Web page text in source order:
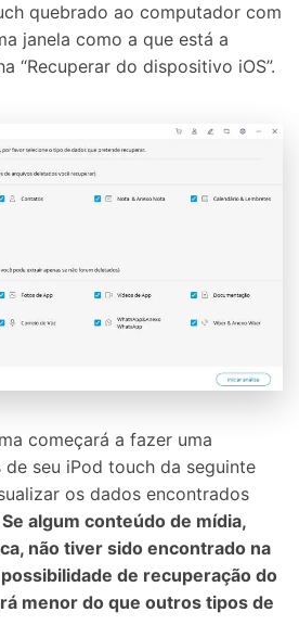
quebrado ao computador com
janela como a que está a
“Recuperar do dispositivo iOS”.
começará a fazer uma
seu iPod touch da seguinte
os dados encontrados
Se algum conteúdo de mídia,
não tiver sido encontrado na
de recuperação do
menor do que outros tipos de